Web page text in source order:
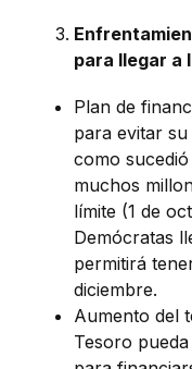
para llegar a
Plan de
para evitar
como
muchos
límite (1 de
Demócratas
permitirá
diciembre.
Aumento del
Tesoro